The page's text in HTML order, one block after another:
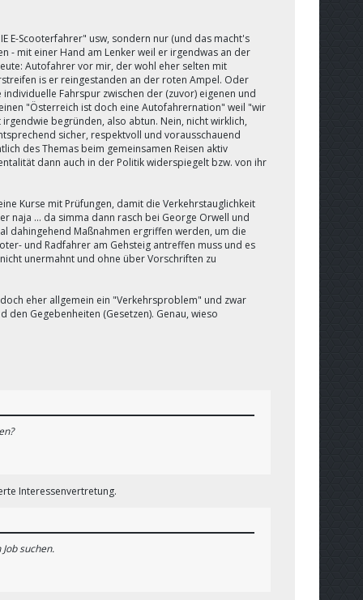
E-Scooterfahrer" usw, sondern nur (und das macht's
- mit einer Hand am Lenker weil er irgendwas an der
Autofahrer vor mir, der wohl eher selten mit
is er reingestanden an der roten Ampel. Oder
Fahrspur zwischen der (zuvor) eigenen und
"Österreich ist doch eine Autofahrernation" weil "wir
begründen, also abtun. Nein, nicht wirklich,
sicher, respektvoll und vorausschauend
des Themas beim gemeinsamen Reisen aktiv
dann auch in der Politik widerspiegelt bzw. von ihr
Kurse mit Prüfungen, damit die Verkehrstauglichkeit
naja ... da simma dann rasch bei George Orwell und
dahingehend Maßnahmen ergriffen werden, um die
und Radfahrer am Gehsteig antreffen muss und es
unermahnt und ohne über Vorschriften zu
eher allgemein ein "Verkehrsproblem" und zwar
Gegebenheiten (Gesetzen). Genau, wieso
Interessenvertretung.
suchen.